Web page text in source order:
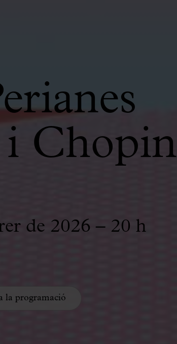
Chopin
de 2026 – 20 h
la programació